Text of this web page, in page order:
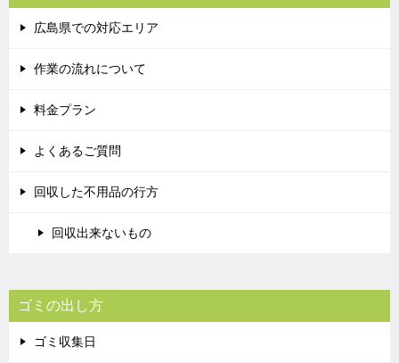
広島県での対応エリア
作業の流れについて
料金プラン
よくあるご質問
回収した不用品の行方
回収出来ないもの
ゴミの出し方
ゴミ収集日